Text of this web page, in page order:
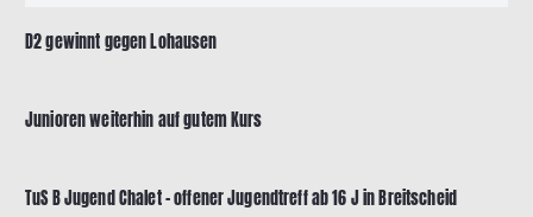
D2 gewinnt gegen Lohausen
Junioren weiterhin auf gutem Kurs
TuS B Jugend Chalet – offener Jugendtreff ab 16 J in Breitscheid